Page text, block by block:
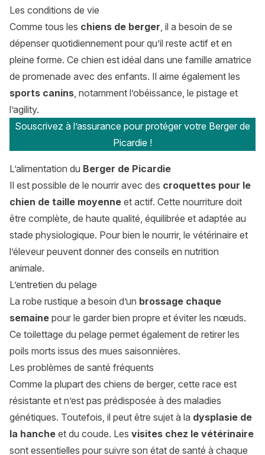
Les conditions de vie
Comme tous les chiens de berger, il a besoin de se
dépenser quotidiennement pour qu’il reste actif et en
pleine forme. Ce chien est idéal dans une famille amatrice
de promenade avec des enfants. Il aime également les
sports canins, notamment l’obéissance, le pistage et
l’agility.
Souscrivez à l’assurance pour protéger votre Berger de
Picardie !
L’alimentation du Berger de Picardie
Il est possible de le nourrir avec des croquettes pour le
chien de taille moyenne et actif. Cette nourriture doit
être complète, de haute qualité, équilibrée et adaptée au
stade physiologique. Pour bien le nourrir, le vétérinaire et
l’éleveur peuvent donner des conseils en nutrition
animale.
L’entretien du pelage
La robe rustique a besoin d’un brossage chaque
semaine pour le garder bien propre et éviter les nœuds.
Ce toilettage du pelage permet également de retirer les
poils morts issus des mues saisonnières.
Les problèmes de santé fréquents
Comme la plupart des chiens de berger, cette race est
résistante et n’est pas prédisposée à des maladies
génétiques. Toutefois, il peut être sujet à la dysplasie de
la hanche et du coude. Les visites chez le vétérinaire
sont essentielles pour suivre son état de santé à chaque